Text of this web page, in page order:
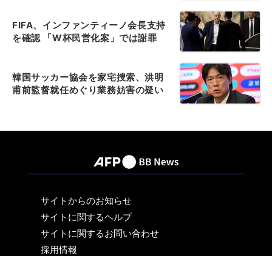
FIFA、インファンティーノ会長支持
を確認 「W杯民営化案」では謝罪
韓国サッカー協会を家宅捜索、洪明
甫前監督就任めぐり業務妨害の疑い
サイトからのお知らせ
サイトに関するヘルプ
サイトに関するお問い合わせ
採用情報